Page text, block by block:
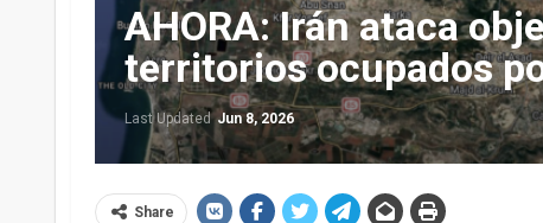
AHORA: Irán ataca
territorios ocupados
Last Updated Jun 8, 2026
Share